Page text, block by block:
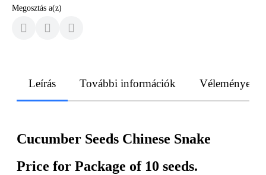
Megosztás a(z)
Leírás További információk Vélemények
Cucumber Seeds Chinese Snake
Price for Package of 10 seeds.